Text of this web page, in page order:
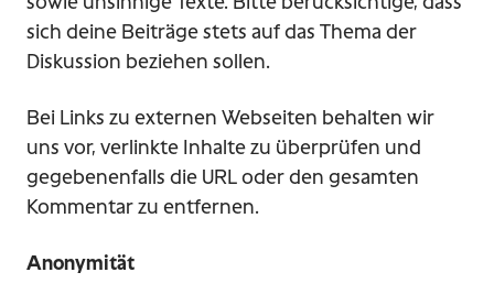
sich deine Beiträge stets auf das Thema der
Diskussion beziehen sollen.
Bei Links zu externen Webseiten behalten wir
uns vor, verlinkte Inhalte zu überprüfen und
gegebenenfalls die URL oder den gesamten
Kommentar zu entfernen.
Anonymität